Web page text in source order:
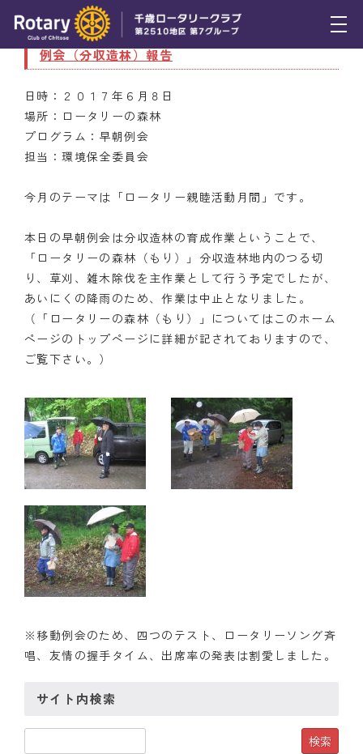
トピックス
例会報告
活動報告
年間プログラム
木曜会
組織図
クラブのあゆみ
クラブの歴史
歴代会長・幹事
記念誌
案内
例会場・事務局の案内
リンク集
入会のご案内
6月8日（木） 第３５回（通算２４６８回）早朝
例会（分収造林）報告
日時：２０１７年６月８日
場所：ロータリーの森林
プログラム：早朝例会
担当：環境保全委員会
今月のテーマは「ロータリー親睦活動月間」です。
本日の早朝例会は分収造林の育成作業ということで、
「ロータリーの森林（もり）」分収造林地内のつる切
り、草刈、雑木除伐を主作業として行う予定でしたが、
あいにくの降雨のため、作業は中止となりました。
（「 ロータリーの森林 （もり）」についてはこのホーム
ページのトップページに詳細が記されておりますので、
ご覧下さい。）
※移動例会のため、四つのテスト、ロータリーソング斉
唱、友情の握手タイム、出席率の発表は割愛しました。
サイト内検索